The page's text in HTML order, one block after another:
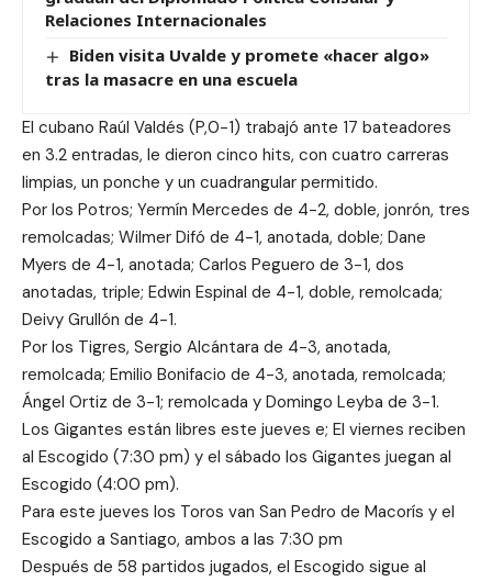
Relaciones Internacionales
Biden visita Uvalde y promete «hacer algo»
tras la masacre en una escuela
El cubano Raúl Valdés (P,0-1) trabajó ante 17 bateadores
en 3.2 entradas, le dieron cinco hits, con cuatro carreras
limpias, un ponche y un cuadrangular permitido.
Por los Potros; Yermín Mercedes de 4-2, doble, jonrón, tres
remolcadas; Wilmer Difó de 4-1, anotada, doble; Dane
Myers de 4-1, anotada; Carlos Peguero de 3-1, dos
anotadas, triple; Edwin Espinal de 4-1, doble, remolcada;
Deivy Grullón de 4-1.
Por los Tigres, Sergio Alcántara de 4-3, anotada,
remolcada; Emilio Bonifacio de 4-3, anotada, remolcada;
Ángel Ortiz de 3-1; remolcada y Domingo Leyba de 3-1.
Los Gigantes están libres este jueves e; El viernes reciben
al Escogido (7:30 pm) y el sábado los Gigantes juegan al
Escogido (4:00 pm).
Para este jueves los Toros van San Pedro de Macorís y el
Escogido a Santiago, ambos a las 7:30 pm
Después de 58 partidos jugados, el Escogido sigue al